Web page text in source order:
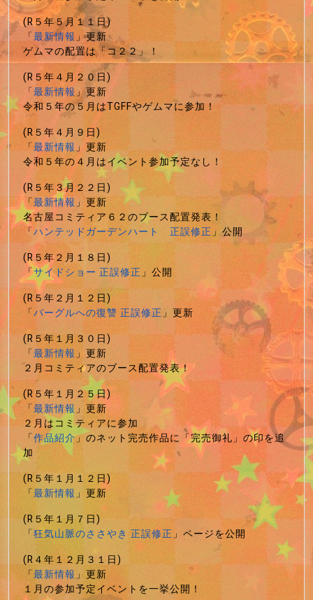
(R５年５月１１日)
「最新情報」更新
ゲムマの配置は「コ２２」！
(R５年４月２０日)
「最新情報」更新
令和５年の５月はTGFFやゲムマに参加！
(R５年４月９日)
「最新情報」更新
令和５年の４月はイベント参加予定なし！
(R５年３月２２日)
「最新情報」更新
名古屋コミティア６２のブース配置発表！
「ハンテッドガーデンハート 正誤修正」公開
(R５年２月１８日)
「サイドショー 正誤修正」公開
(R５年２月１２日)
「バーグルへの復讐 正誤修正」更新
(R５年１月３０日)
「最新情報」更新
２月コミティアのブース配置発表！
(R５年１月２５日)
「最新情報」更新
２月はコミティアに参加
「作品紹介」のネット完売作品に「完売御礼」の印を追
加
(R５年１月１２日)
「最新情報」更新
(R５年１月７日)
「狂気山脈のささやき 正誤修正」ページを公開
(R４年１２月３１日)
「最新情報」更新
１月の参加予定イベントを一挙公開！